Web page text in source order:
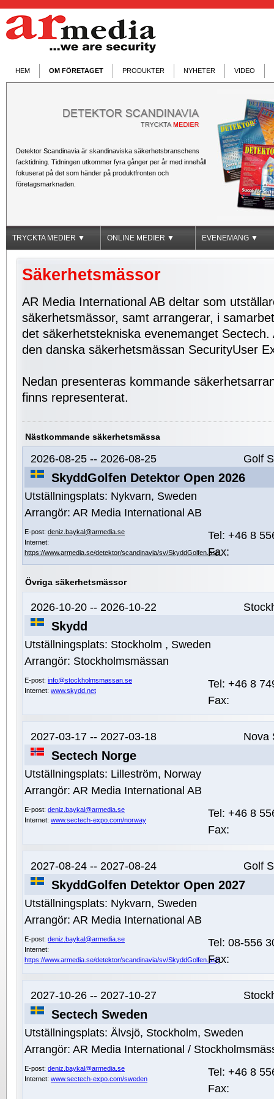
HEM OM FÖRETAGET PRODUKTER NYHETER VIDEO
Detektor Scandinavia är skandinaviska säkerhetsbranschens
facktidning. Tidningen utkommer fyra gånger per år med innehåll
fokuserat på det som händer på produktfronten och
företagsmarknaden.
TRYCKTA MEDIER ▼ ONLINE MEDIER ▼ EVENEMANG ▼
Säkerhetsmässor
AR Media International AB deltar som
säkerhetsmässor, samt arrangerar, i
det säkerhetstekniska evenemanget
den danska säkerhetsmässan SecurityUser
Nedan presenteras kommande
finns representerat.
Nästkommande säkerhetsmässa
2026-08-25 -- 2026-08-25 Golf
SkyddGolfen Detektor Open 2026
Utställningsplats: Nykvarn, Sweden
Arrangör: AR Media International AB
E-post: deniz.baykal@armedia.se
Internet:
https://www.armedia.se/detektor/scandinavia/sv/SkyddGolfen.asp
Tel: +46 8
Fax:
Övriga säkerhetsmässor
2026-10-20 -- 2026-10-22
Skydd
Utställningsplats: Stockholm , Sweden
Arrangör: Stockholmsmässan
E-post: info@stockholmsmassan.se
Internet: www.skydd.net
Tel: +46 8
Fax:
2027-03-17 -- 2027-03-18 Nova
Sectech Norge
Utställningsplats: Lilleström, Norway
Arrangör: AR Media International AB
E-post: deniz.baykal@armedia.se
Internet: www.sectech-expo.com/norway
Tel: +46 8
Fax:
2027-08-24 -- 2027-08-24 Golf
SkyddGolfen Detektor Open 2027
Utställningsplats: Nykvarn, Sweden
Arrangör: AR Media International AB
E-post: deniz.baykal@armedia.se
Internet:
https://www.armedia.se/detektor/scandinavia/sv/SkyddGolfen.asp
Tel: 08-556
Fax:
2027-10-26 -- 2027-10-27
Sectech Sweden
Utställningsplats: Älvsjö, Stockholm, Sweden
Arrangör: AR Media International /
E-post: deniz.baykal@armedia.se
Internet: www.sectech-expo.com/sweden
Tel: +46 8
Fax: